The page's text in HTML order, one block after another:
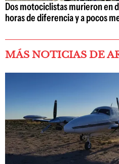
Dos motociclistas murieron en
horas de diferencia y a pocos
MÁS NOTICIAS DE